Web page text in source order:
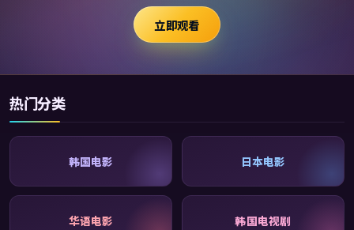
立即观看
热门分类
韩国电影 日本电影
华语电影 韩国电视剧